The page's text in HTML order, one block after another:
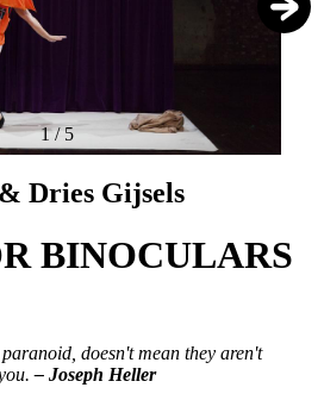
1/ 5
Dries Gijsels
BINOCULARS
doesn't mean they aren't
– Joseph Heller